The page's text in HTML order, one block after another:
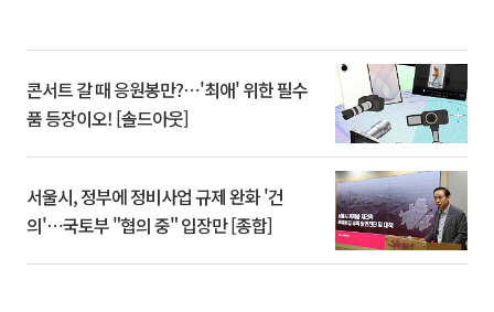
콘서트 갈 때 응원봉만?⋯'최애' 위한 필수
품 등장이오! [솔드아웃]
서울시, 정부에 정비사업 규제 완화 '건
의'⋯국토부 "협의 중" 입장만 [종합]